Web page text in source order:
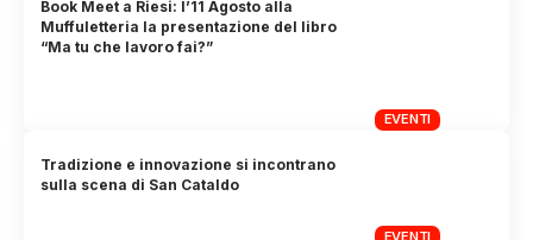
EVENTI
Book Meet a Riesi: l’11 Agosto alla
Muffuletteria la presentazione del libro
“Ma tu che lavoro fai?”
EVENTI
Tradizione e innovazione si incontrano
sulla scena di San Cataldo